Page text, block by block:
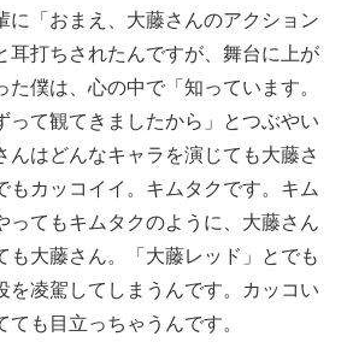
「おまえ、大藤さんのアクション
耳打ちされたんですが、舞台に上が
た僕は、心の中で「知っています。
って観てきましたから」とつぶやい
んはどんなキャラを演じても大藤さ
もカッコイイ。キムタクです。キム
ってもキムタクのように、大藤さん
も大藤さん。「大藤レッド」とでも
を凌駕してしまうんです。カッコい
ても目立っちゃうんです。